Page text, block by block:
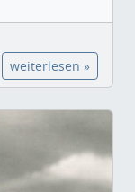
weiterlesen »